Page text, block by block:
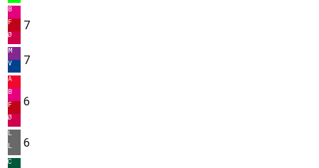
B
F
Ø
7
M
V
7
A
B
F
Ø
6
L
L
6
C